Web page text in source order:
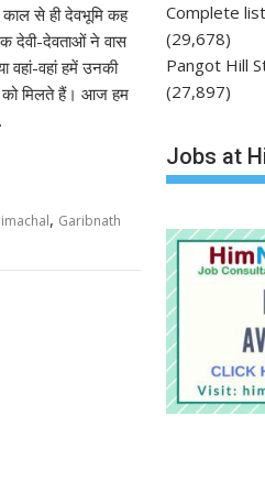
काल से ही देवभूमि कह
देवी-देवताओं ने वास
वहां-वहां हमें उनकी
को मिलते हैं। आज हम
, Garibnath
Complete
(29,678)
Pangot Hill
(27,897)
Jobs at